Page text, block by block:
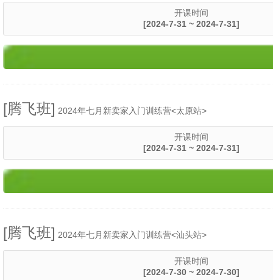
开课时间
[2024-7-31 ~ 2024-7-31]
[腾飞班] 2024年七月新卖家入门训练营<太原站>
开课时间
[2024-7-31 ~ 2024-7-31]
[腾飞班] 2024年七月新卖家入门训练营<汕头站>
开课时间
[2024-7-30 ~ 2024-7-30]